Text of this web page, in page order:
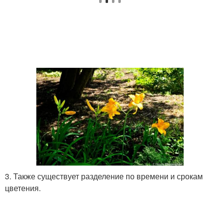
3. Также существует разделение по времени и срокам
цветения.